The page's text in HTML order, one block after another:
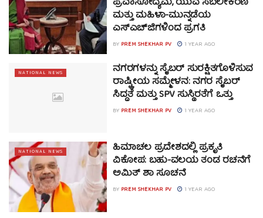
ಮತ್ತು ಮಹಿಳಾ-ಮುನ್ನಡೆಯ
ಎಸ್‌ಎಚ್‌ಜಿಗಳಿಂದ ಪ್ರಗತಿ
BY PREM SHEKHAR PV 1 YEAR AGO
NATIONAL NEWS ನಗರಗಳನ್ನು ಸೈಬರ್ ಸುರಕ್ಷಿತಗೊಳಿಸುವ
ರಾಷ್ಟ್ರೀಯ ಸಮ್ಮೇಳನ: ನಗರ ಸೈಬರ್
ಸಿದ್ಧತೆ ಮತ್ತು SPV ಸುಸ್ಥಿರತೆಗೆ ಒತ್ತು
BY PREM SHEKHAR PV 1 YEAR AGO
NATIONAL NEWS ಹಿಮಾಚಲ ಪ್ರದೇಶದಲ್ಲಿ ಪ್ರಕೃತಿ
ವಿಕೋಪ: ಬಹು-ವಲಯ ತಂಡ ರಚನೆಗೆ
ಅಮಿತ್ ಶಾ ಸೂಚನೆ
BY PREM SHEKHAR PV 1 YEAR AGO